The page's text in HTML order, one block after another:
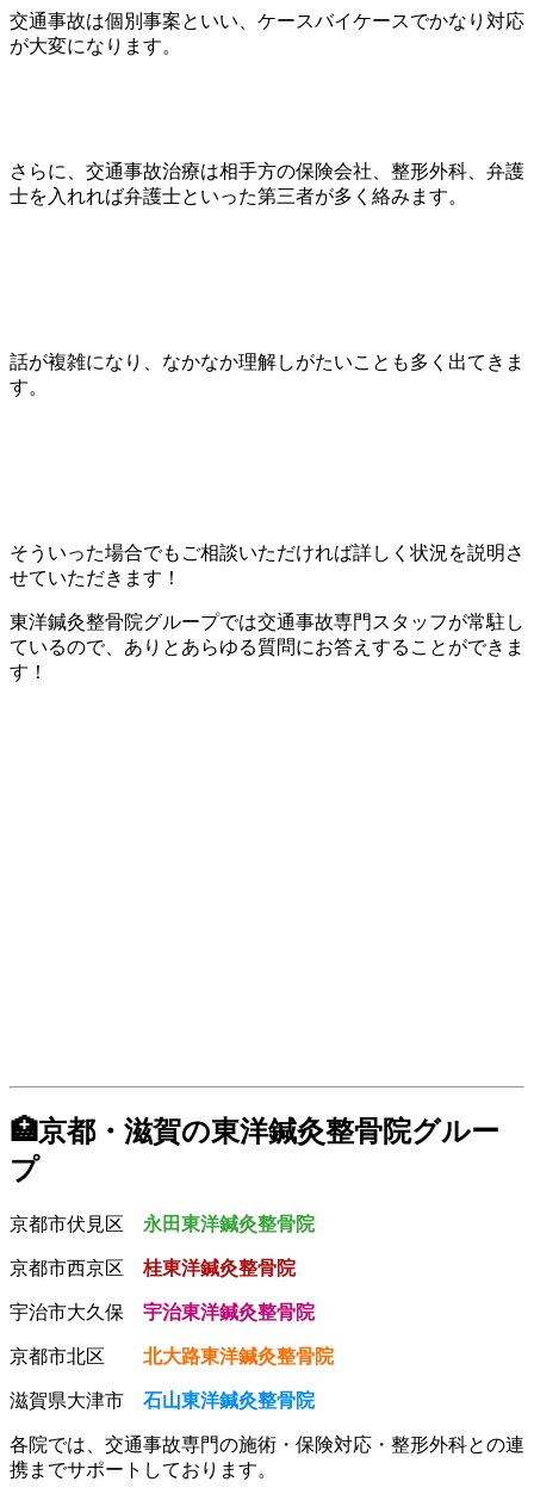
交通事故は個別事案といい、ケースバイケースでかなり対応
が大変になります。
さらに、交通事故治療は相手方の保険会社、整形外科、弁護
士を入れれば弁護士といった第三者が多く絡みます。
話が複雑になり、なかなか理解しがたいことも多く出てきま
す。
そういった場合でもご相談いただければ詳しく状況を説明さ
せていただきます！
東洋鍼灸整骨院グループでは交通事故専門スタッフが常駐し
ているので、ありとあらゆる質問にお答えすることができま
す！
🏥京都・滋賀の東洋鍼灸整骨院グルー
プ
京都市伏見区 永田東洋鍼灸整骨院
京都市西京区 桂東洋鍼灸整骨院
宇治市大久保 宇治東洋鍼灸整骨院
京都市北区 北大路東洋鍼灸整骨院
滋賀県大津市 石山東洋鍼灸整骨院
各院では、交通事故専門の施術・保険対応・整形外科との連
携までサポートしております。